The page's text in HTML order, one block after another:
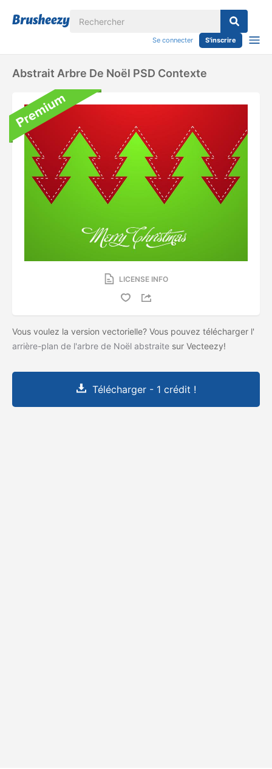
Se connecter S'inscrire
Abstrait Arbre De Noël PSD Contexte
LICENSE INFO
Vous voulez la version vectorielle? Vous pouvez télécharger l'
arrière-plan de l'arbre de Noël abstraite sur Vecteezy!
Télécharger - 1 crédit !